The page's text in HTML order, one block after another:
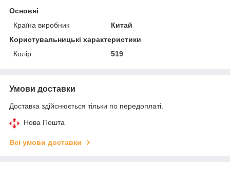
Основні
Країна виробник
Китай
Користувальницькі характеристики
Колір
519
Умови доставки
Доставка здійснюється тільки по передоплаті.
Нова Пошта
Всі умови доставки